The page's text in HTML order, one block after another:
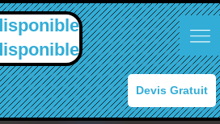
Devis Gratuit